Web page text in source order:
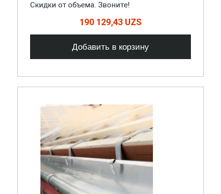
Скидки от объема. Звоните!
190 129,43 UZS
Добавить в корзину